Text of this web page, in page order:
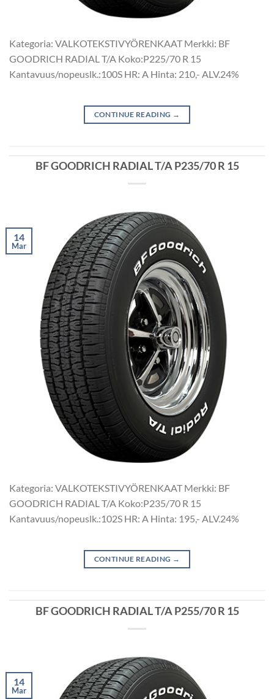
Kategoria: VALKOTEKSTIVYÖRENKAAT Merkki: BF
GOODRICH RADIAL T/A Koko:P225/70 R 15
Kantavuus/nopeuslk.:100S HR: A Hinta: 210,- ALV.24%
CONTINUE READING →
BF GOODRICH RADIAL T/A P235/70 R 15
14
Mar
Kategoria: VALKOTEKSTIVYÖRENKAAT Merkki: BF
GOODRICH RADIAL T/A Koko:P235/70 R 15
Kantavuus/nopeuslk.:102S HR: A Hinta: 195,- ALV.24%
CONTINUE READING →
BF GOODRICH RADIAL T/A P255/70 R 15
14
Mar